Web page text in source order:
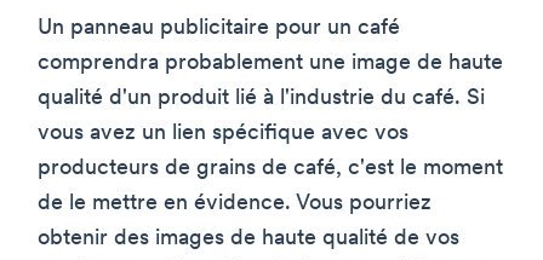
Un panneau publicitaire pour un café
comprendra probablement une image de haute
qualité d'un produit lié à l'industrie du café. Si
vous avez un lien spécifique avec vos
producteurs de grains de café, c'est le moment
de le mettre en évidence. Vous pourriez
obtenir des images de haute qualité de vos